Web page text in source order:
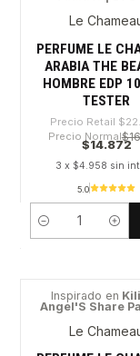
-35%
Le
PERFUME LE
ARABIA THE
HOMBRE EDP
TESTER
Precio Retail
Precio Normal
$14.872
3 x $4.958 sin
5.0
Cantidad
-28%
Inspirado en
Angel'S Share
Le